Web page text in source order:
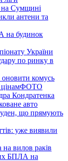
на Сумщині
антени та
на будинок
України
по ринку в
комусь
ФОТО
Кондратенка
авто
що прямують
уже виявили
вилов раків
БПЛА на